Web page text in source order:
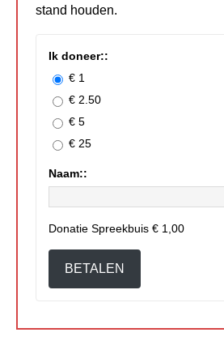
stand houden.
Ik doneer::
€ 1
€ 2.50
€ 5
€ 25
Naam::
Donatie Spreekbuis € 1,00
BETALEN